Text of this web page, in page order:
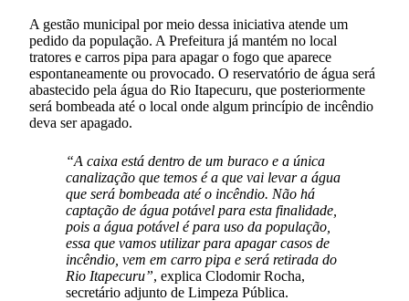
A gestão municipal por meio dessa iniciativa atende um
pedido da população. A Prefeitura já mantém no local
tratores e carros pipa para apagar o fogo que aparece
espontaneamente ou provocado. O reservatório de água será
abastecido pela água do Rio Itapecuru, que posteriormente
será bombeada até o local onde algum princípio de incêndio
deva ser apagado.
“A caixa está dentro de um buraco e a única
canalização que temos é a que vai levar a água
que será bombeada até o incêndio. Não há
captação de água potável para esta finalidade,
pois a água potável é para uso da população,
essa que vamos utilizar para apagar casos de
incêndio, vem em carro pipa e será retirada do
Rio Itapecuru”, explica Clodomir Rocha,
secretário adjunto de Limpeza Pública.